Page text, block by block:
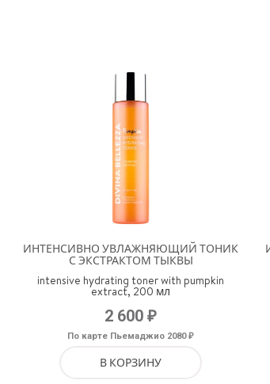
ИНТЕНСИВНО УВЛАЖНЯЮЩИЙ ТОНИК
С ЭКСТРАКТОМ ТЫКВЫ
intensive hydrating toner with pumpkin
extract, 200 мл
2 600 ₽
По карте Пьемаджио 2080₽
В КОРЗИНУ